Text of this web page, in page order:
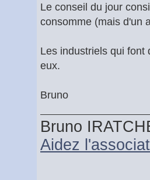
Le conseil du jour
consomme (mais d'un
Les industriels qui font
eux.
Bruno
Bruno
Aidez